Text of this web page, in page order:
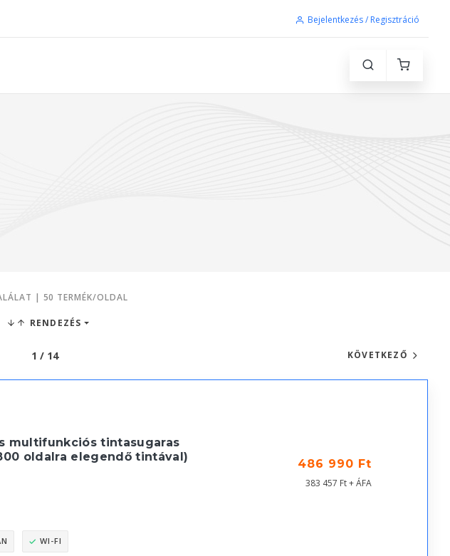
Bejelentkezés / Regisztráció
| 50 TERMÉK/OLDAL
RENDEZÉS
1 / 14 KÖVETKEZŐ
multifunkciós tintasugaras
oldalra elegendő tintával)
486 990 Ft
383 457 Ft + ÁFA
WI-FI